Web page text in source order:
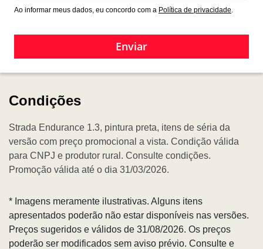
Condições
Strada Endurance 1.3, pintura preta, itens de séria da
versão com preço promocional a vista. Condição válida
para CNPJ e produtor rural. Consulte condições.
Promoção válida até o dia 31/03/2026.
* Imagens meramente ilustrativas. Alguns itens
apresentados poderão não estar disponíveis nas versões.
Preços sugeridos e válidos de 31/08/2026. Os preços
poderão ser modificados sem aviso prévio. Consulte e
Ao informar meus dados, eu concordo com a Política de privacidade
Enviar